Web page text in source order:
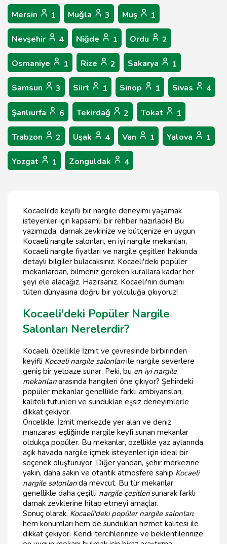
Mersin 1 Muğla 3 Muş 1
Nevşehir 4 Niğde 1 Ordu 2
Osmaniye 1 Rize 2 Sakarya 1
Samsun 3 Siirt 1 Sinop 1 Sivas 4
Şanlıurfa 6 Tekirdağ 2 Tokat 1
Trabzon 2 Uşak 4 Van 1 Yalova 1
Yozgat 1 Zonguldak 4
Kocaeli'de keyifli bir nargile deneyimi yaşamak
isteyenler için kapsamlı bir rehber hazırladık! Bu
yazımızda, damak zevkinize ve bütçenize en uygun
Kocaeli nargile salonları, en iyi nargile mekanları,
Kocaeli nargile fiyatları ve nargile çeşitleri hakkında
detaylı bilgiler bulacaksınız. Kocaeli'deki popüler
mekanlardan, bilmeniz gereken kurallara kadar her
şeyi ele alacağız. Hazırsanız, Kocaeli'nin dumanı
tüten dünyasına doğru bir yolculuğa çıkıyoruz!
Kocaeli'deki Popüler Nargile
Salonları Nerelerdir?
Kocaeli, özellikle İzmit ve çevresinde birbirinden
keyifli Kocaeli nargile salonlarıile nargile severlere
geniş bir yelpaze sunar. Peki, bu en iyi nargile
mekanlarıarasında hangileri öne çıkıyor? Şehirdeki
popüler mekanlar genellikle farklı ambiyansları,
kaliteli tütünleri ve sundukları eşsiz deneyimlerle
dikkat çekiyor.
Öncelikle, İzmit merkezde yer alan ve deniz
manzarası eşliğinde nargile keyfi sunan mekanlar
oldukça popüler. Bu mekanlar, özellikle yaz aylarında
açık havada nargile içmek isteyenler için ideal bir
seçenek oluşturuyor. Diğer yandan, şehir merkezine
yakın, daha sakin ve otantik atmosfere sahip Kocaeli
nargile salonlarıda mevcut. Bu tür mekanlar,
genellikle daha çeşitli nargile çeşitlerisunarak farklı
damak zevklerine hitap etmeyi amaçlar.
Sonuç olarak, Kocaeli'deki popüler nargile salonları,
hem konumları hem de sundukları hizmet kalitesi ile
dikkat çekiyor. Kendi tercihlerinize ve beklentilerinize